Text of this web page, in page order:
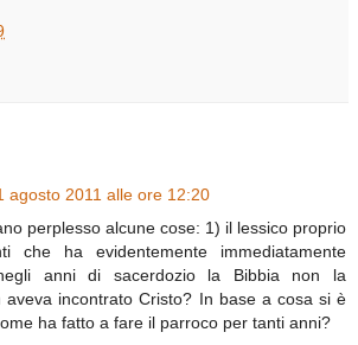
agosto 2011 alle ore 12:20
perplesso alcune cose: 1) il lessico proprio
che ha evidentemente immediatamente
anni di sacerdozio la Bibbia non la
aveva incontrato Cristo? In base a cosa si è
ha fatto a fare il parroco per tanti anni?